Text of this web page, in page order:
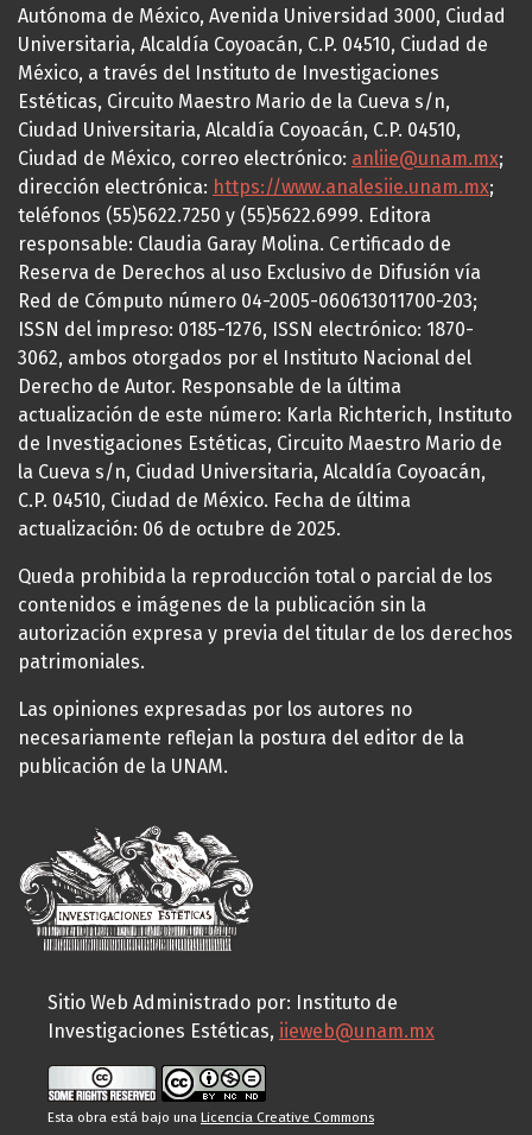
Autónoma de México, Avenida Universidad 3000, Ciudad
Universitaria, Alcaldía Coyoacán, C.P. 04510, Ciudad de
México, a través del Instituto de Investigaciones
Estéticas, Circuito Maestro Mario de la Cueva s/n,
Ciudad Universitaria, Alcaldía Coyoacán, C.P. 04510,
Ciudad de México, correo electrónico: anliie@unam.mx;
dirección electrónica: https://www.analesiie.unam.mx;
teléfonos (55)5622.7250 y (55)5622.6999. Editora
responsable: Claudia Garay Molina. Certificado de
Reserva de Derechos al uso Exclusivo de Difusión vía
Red de Cómputo número 04-2005-060613011700-203;
ISSN del impreso: 0185-1276, ISSN electrónico: 1870-
3062, ambos otorgados por el Instituto Nacional del
Derecho de Autor. Responsable de la última
actualización de este número: Karla Richterich, Instituto
de Investigaciones Estéticas, Circuito Maestro Mario de
la Cueva s/n, Ciudad Universitaria, Alcaldía Coyoacán,
C.P. 04510, Ciudad de México. Fecha de última
actualización: 06 de octubre de 2025.
Queda prohibida la reproducción total o parcial de los
contenidos e imágenes de la publicación sin la
autorización expresa y previa del titular de los derechos
patrimoniales.
Las opiniones expresadas por los autores no
necesariamente reflejan la postura del editor de la
publicación de la UNAM.
Sitio Web Administrado por: Instituto de
Investigaciones Estéticas, iieweb@unam.mx
Esta obra está bajo una Licencia Creative Commons